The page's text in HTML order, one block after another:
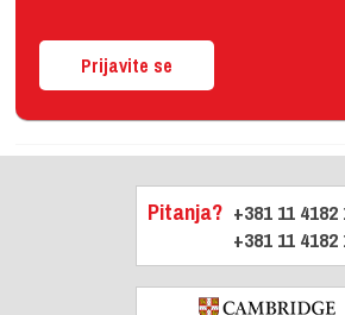
Prijavite se
Pitanja? +381 11 4182
+381 11 4182